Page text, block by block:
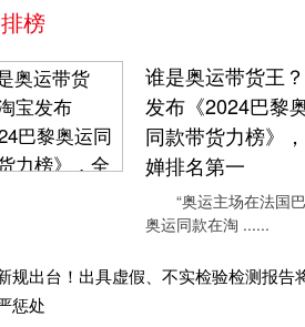
榜
谁是奥运带货王
发布《2024巴黎
同款带货力榜》
婵排名第一
“奥运主场在法国
奥运同款在淘 ......
规出台！出具虚假、不实检验检测报告
惩处